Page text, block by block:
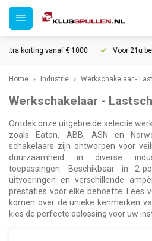
€ 1000 Voor 21u besteld, morgen in
Home Industrie Werkschakelaar -
Werkschakelaar -
Ontdek onze uitgebreide selectie
zoals Eaton, ABB, ASN en
schakelaars zijn ontworpen voor
duurzaamheid in diverse
toepassingen. Beschikbaar in 2-
uitvoeringen en verschillende
prestaties voor elke behoefte. Lees
komen over de unieke kenmerken
kies de perfecte oplossing voor uw